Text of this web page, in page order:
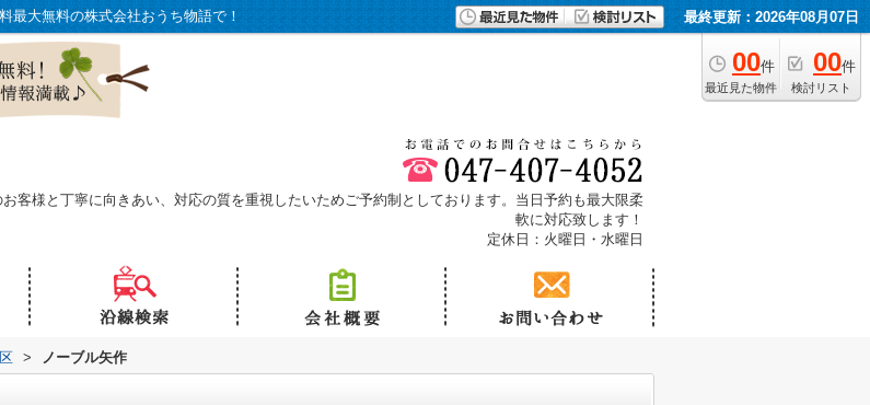
最大無料の株式会社おうち物語で！ 最終更新：2026年08月07日
00件
最近見た物件
00件
検討リスト
客様と丁寧に向きあい、対応の質を重視したいためご予約制としております。当日予約も最大限柔
軟に対応致します！
定休日：火曜日・水曜日
> ノーブル矢作